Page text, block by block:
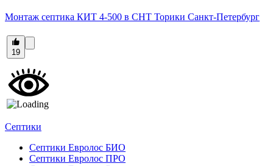
Монтаж септика КИТ 4-500 в СНТ Торики Санкт-Петербург
19
Септики
Септики Евролос БИО
Септики Евролос ПРО